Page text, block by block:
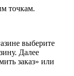
точкам.
выберите
Далее
заказ» или